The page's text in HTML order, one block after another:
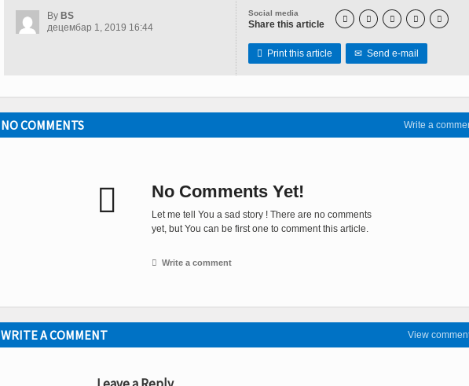
Social media
Share this article     
 Print this article ✉ Send e-mail
By BS
децембар 1, 2019 16:44
Write a
NO COMMENTS
 No Comments Yet!
Let me tell You a sad story ! There are no comments
yet, but You can be first one to comment this article.
 Write a comment
View
WRITE A COMMENT